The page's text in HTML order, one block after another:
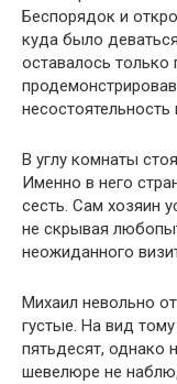
Беспорядок и
куда было
оставалось только
В углу комнаты
Именно в него
сесть. Сам хозяин
не скрывая
неожиданного
Михаил невольно
густые. На вид
пятьдесят, однако
шевелюре не